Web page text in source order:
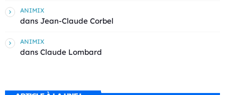
ANIMIX
dans Jean-Claude Corbel
ANIMIX
dans Claude Lombard